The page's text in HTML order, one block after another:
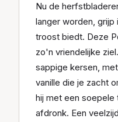
Nu de
langer worden, grijp
troost biedt. Deze
zo'n vriendelijke
sappige kersen,
vanille die je zacht
hij met een soepele
afdronk. Een